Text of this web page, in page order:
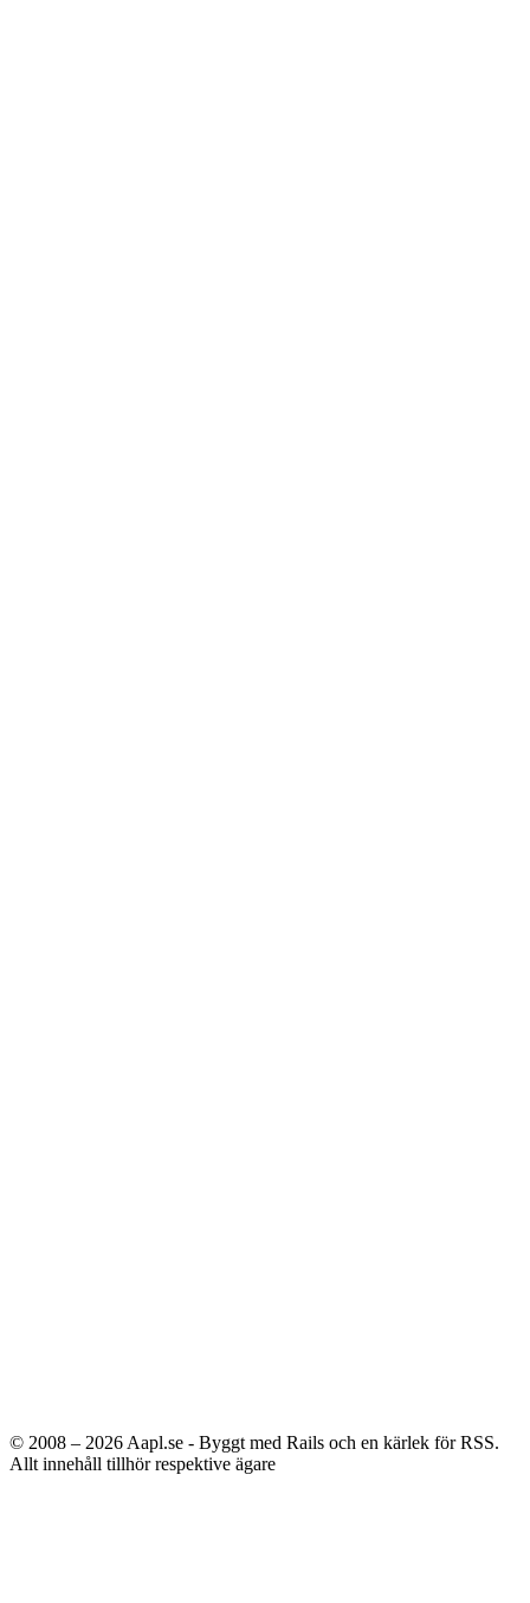
© 2008 – 2026 Aapl.se - Byggt med Rails och en kärlek för RSS.
Allt innehåll tillhör respektive ägare